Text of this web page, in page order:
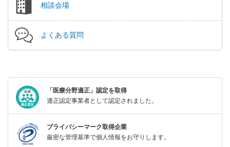
相談会場
よくある質問
「医療分野適正」認定を取得
適正認定事業者として認定されました。
プライバシーマーク取得企業
厳密な管理基準で個人情報をお守りします。